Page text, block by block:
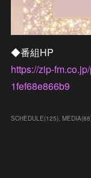
◆番組HP
https://zip-
1fef68e866b9
SCHEDULE(125) MEDIA(88